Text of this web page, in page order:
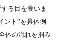
る目を養いま
ント”を具体例
体の流れを掴み